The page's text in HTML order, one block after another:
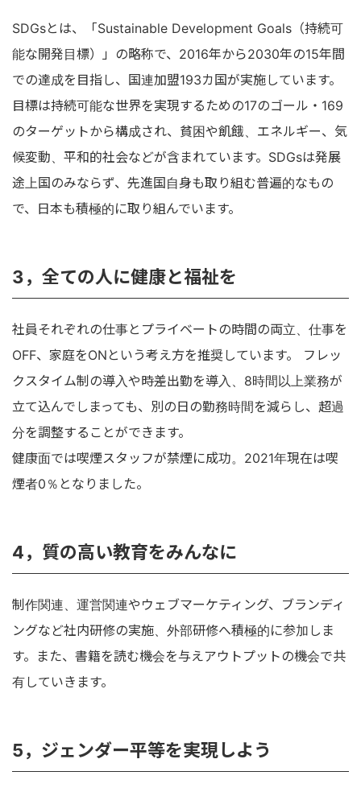
SDGsとは、「Sustainable Development Goals（持続可
能な開発目標）」の略称で、2016年から2030年の15年間
での達成を目指し、国連加盟193カ国が実施しています。
目標は持続可能な世界を実現するための17のゴール・169
のターゲットから構成され、貧困や飢餓、エネルギー、気
候変動、平和的社会などが含まれています。SDGsは発展
途上国のみならず、先進国自身も取り組む普遍的なもの
で、日本も積極的に取り組んでいます。
3，全ての人に健康と福祉を
社員それぞれの仕事とプライベートの時間の両立、仕事を
OFF、家庭をONという考え方を推奨しています。 フレッ
クスタイム制の導入や時差出勤を導入、8時間以上業務が
立て込んでしまっても、別の日の勤務時間を減らし、超過
分を調整することができます。
健康面では喫煙スタッフが禁煙に成功。2021年現在は喫
煙者0％となりました。
4，質の高い教育をみんなに
制作関連、運営関連やウェブマーケティング、ブランディ
ングなど社内研修の実施、外部研修へ積極的に参加しま
す。また、書籍を読む機会を与えアウトプットの機会で共
有していきます。
5，ジェンダー平等を実現しよう